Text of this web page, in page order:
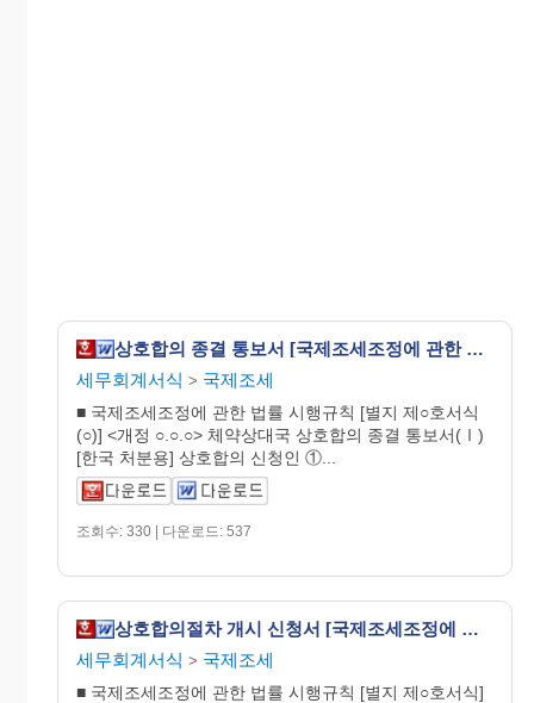
상호합의 종결 통보서 [국제조세조정에 관한 법률 시행규칙 서식16]
세무회계서식 > 국제조세
■ 국제조세조정에 관한 법률 시행규칙 [별지 제○호서식
(○)] <개정 ○.○.○> 체약상대국 상호합의 종결 통보서(Ⅰ)
[한국 처분용] 상호합의 신청인 ①...
조회수: 330 | 다운로드: 537
상호합의절차 개시 신청서 [국제조세조정에 관한 법률 시행규칙 서식4]
세무회계서식 > 국제조세
■ 국제조세조정에 관한 법률 시행규칙 [별지 제○호서식]